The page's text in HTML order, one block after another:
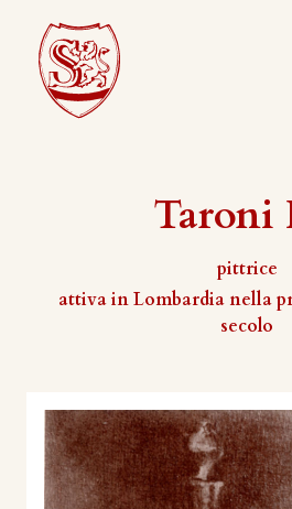
Taroni
pittrice
attiva in Lombardia nella
secolo